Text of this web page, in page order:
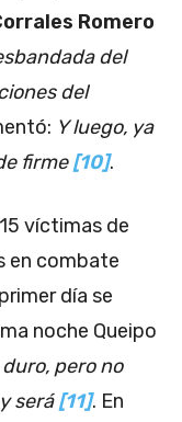
Romero
del
del
Y luego, ya
firme[10].
víctimas de
en combate
día se
noche Queipo
pero no
será[11]. En